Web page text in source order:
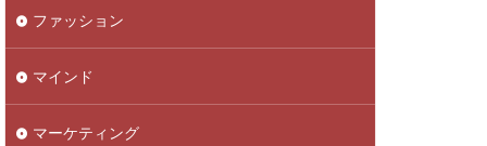
ファッション
マインド
マーケティング